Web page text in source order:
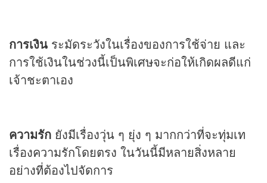
การเงิน ระมัดระวังในเรื่องของการใช้จ่าย และ
การใช้เงินในช่วงนี้เป็นพิเศษจะก่อให้เกิดผลดีแก่
เจ้าชะตาเอง
ความรัก ยังมีเรื่องวุ่น ๆ ยุ่ง ๆ มากกว่าที่จะทุ่มเท
เรื่องความรักโดยตรง ในวันนี้มีหลายสิ่งหลาย
อย่างที่ต้องไปจัดการ